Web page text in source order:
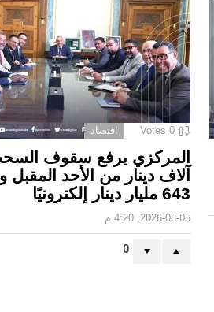
0
Votes اقتصاد
آلاف دينار من الأحد
643 مليار دينار إلكترونيًا
2026-08-05, 4:20 م
0